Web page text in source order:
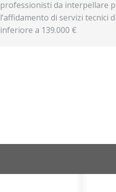
professionisti da interpellare
l’affidamento di servizi tecnici
inferiore a 139.000 €